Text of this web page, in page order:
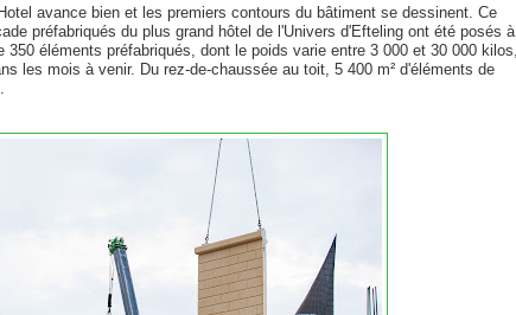
avance bien et les premiers contours du bâtiment se dessinent. Ce
préfabriqués du plus grand hôtel de l'Univers d'Efteling ont été posés à
350 éléments préfabriqués, dont le poids varie entre 3 000 et 30 000 kilos,
les mois à venir. Du rez-de-chaussée au toit, 5 400 m² d'éléments de